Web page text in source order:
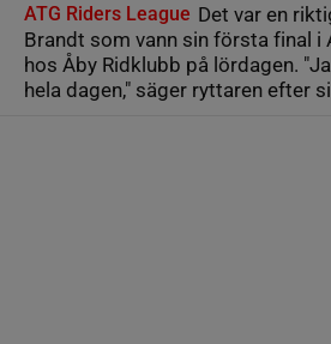
ATG Riders League Det var en
Brandt som vann sin första final i
hos Åby Ridklubb på lördagen.
hela dagen," säger ryttaren efter